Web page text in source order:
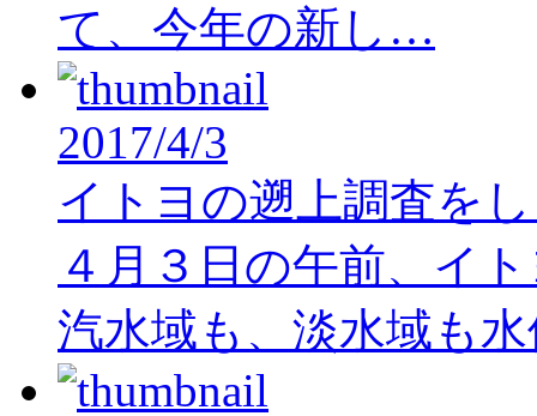
て、今年の新し…
2017/4/3
イトヨの遡上調査を
４月３日の午前、イ
汽水域も、淡水域も